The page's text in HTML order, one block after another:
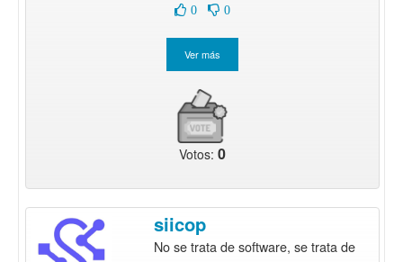
0 0
Votos: 0
siicop
No se trata de software, se trata de